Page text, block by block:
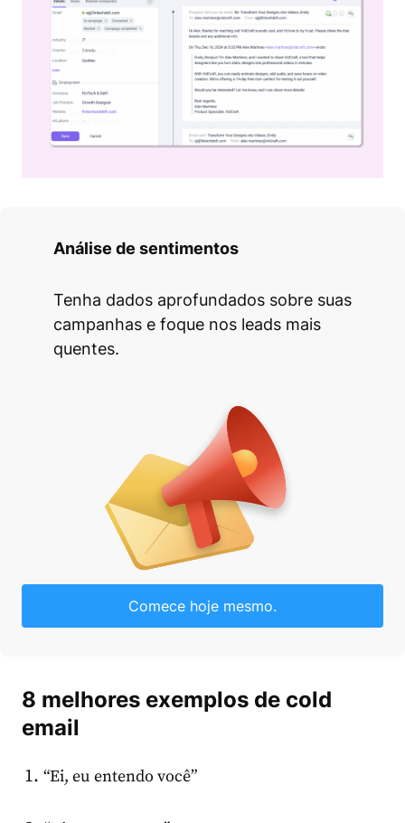
Análise de sentimentos
Tenha dados aprofundados sobre suas
campanhas e foque nos leads mais
quentes.
Comece hoje mesmo.
8 melhores exemplos de cold
email
“Ei, eu entendo você”